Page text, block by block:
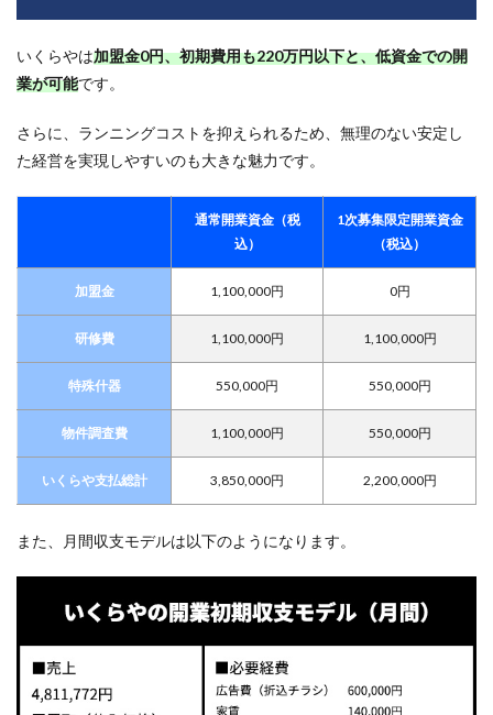
いくらやは加盟金0円、初期費用も220万円以下と、低資金での開
業が可能です。
さらに、ランニングコストを抑えられるため、無理のない安定し
た経営を実現しやすいのも大きな魅力です。
通常開業資金（税
込）
1次募集限定開業資金
（税込）
加盟金 1,100,000円 0円
研修費 1,100,000円 1,100,000円
特殊什器 550,000円 550,000円
物件調査費 1,100,000円 550,000円
いくらや支払総計 3,850,000円 2,200,000円
また、月間収支モデルは以下のようになります。